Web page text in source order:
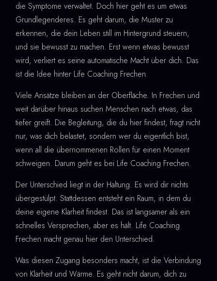
die Symptome verwaltet. Doch hier geht es um etwas
Grundlegenderes. Es geht darum, die Muster zu
erkennen, die dein Leben still im Hintergrund steuern,
und sie bewusst zu machen. Erst wenn etwas bewusst
wird, verliert es seine automatische Macht über dich. Das
ist die Idee hinter Life Coaching Frechen.
Viele Ansätze bleiben an der Oberfläche. In Frechen und
weit darüber hinaus suchen Menschen nach etwas, das
tiefer greift. Die Begleitung, die du hier findest, fragt nicht
nur, was dich belastet, sondern wer du eigentlich bist,
wenn all die übernommenen Rollen für einen Moment
schweigen. Darum geht es bei Life Coaching Frechen.
Der Unterschied liegt in der Haltung. Es wird dir nichts
übergestülpt. Stattdessen entsteht ein Raum, in dem du
deine eigene Klarheit findest. Das ist langsamer als ein
schnelles Versprechen, aber es hält. Life Coaching
Frechen macht genau hier den Unterschied.
Was diesen Zugang besonders macht, ist die Verbindung
von Klarheit und Wärme. Es geht nicht darum, dich zu